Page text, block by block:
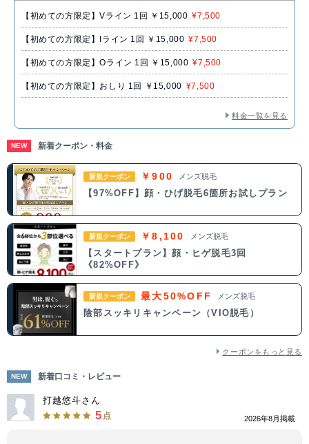
【初めての方限定】Vライン 1回 ￥15,000 ¥7,500
【初めての方限定】Iライン 1回 ￥15,000 ¥7,500
【初めての方限定】Oライン 1回 ￥15,000 ¥7,500
【初めての方限定】おしり 1回 ￥15,000 ¥7,500
料金一覧を見る
NEW 新着クーポン・料金
新規クーポン ￥900 メンズ脱毛
【97%OFF】顔・ひげ脱毛6箇所お試しプラン
新規クーポン ￥8,100 メンズ脱毛
【スタートプラン】顔・ヒゲ脱毛3回
《82%OFF》
新規クーポン 最大50%OFF メンズ脱毛
陰部スッキリキャンペーン（VIO脱毛）
クーポンをもっと見る
NEW 新着口コミ・レビュー
打越悠斗さん
5 点 2026年8月掲載